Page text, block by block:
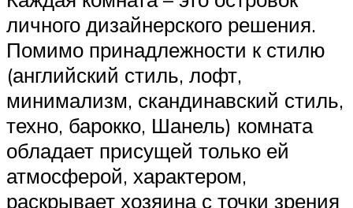
личного дизайнерского решения.
Помимо принадлежности к стилю
(английский стиль, лофт,
минимализм, скандинавский стиль,
техно, барокко, Шанель) комната
обладает присущей только ей
атмосферой, характером,
раскрывает хозяина с точки зрения